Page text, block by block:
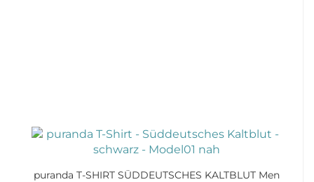
puranda T-SHIRT SÜDDEUTSCHES KALTBLUT Men